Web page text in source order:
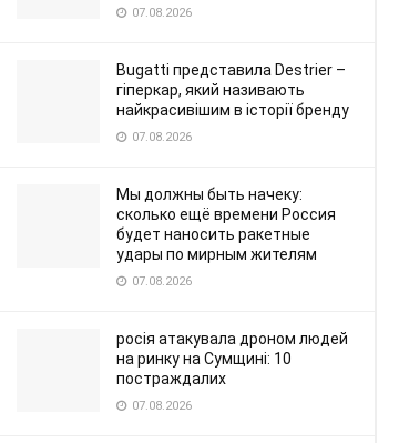
07.08.2026
Bugatti представила Destrier –
гіперкар, який називають
найкрасивішим в історії бренду
07.08.2026
Мы должны быть начеку:
сколько ещё времени Россия
будет наносить ракетные
удары по мирным жителям
07.08.2026
росія атакувала дроном людей
на ринку на Сумщині: 10
постраждалих
07.08.2026